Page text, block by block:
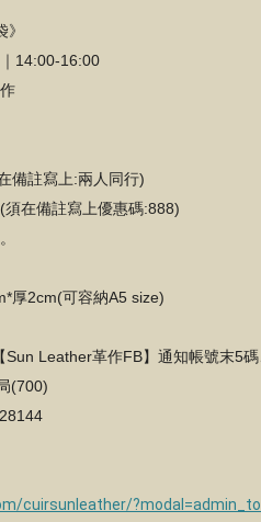
14:00-16:00
備註寫上:兩人同行)
在備註寫上優惠碼:888)
厚2cm(可容納A5 size)
Sun Leather革作FB】通知帳號末5
(700)
cuirsunleather/